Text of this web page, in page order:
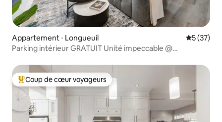
Appartement ⋅ Longueuil
5 (37)
Parking intérieur GRATUIT Unité impeccable @
Coups de cœur voyageurs les plus appréciés
Coup de cœur voyageurs